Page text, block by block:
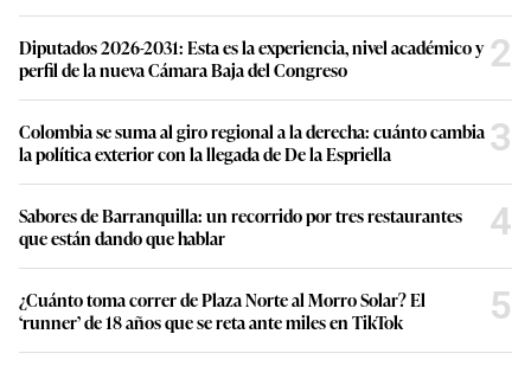
Diputados 2026-2031: Esta es la experiencia, nivel académico y
perfil de la nueva Cámara Baja del Congreso
2
Colombia se suma al giro regional a la derecha: cuánto cambia
la política exterior con la llegada de De la Espriella
3
Sabores de Barranquilla: un recorrido por tres restaurantes
que están dando que hablar
4
¿Cuánto toma correr de Plaza Norte al Morro Solar? El
‘runner’ de 18 años que se reta ante miles en TikTok
5